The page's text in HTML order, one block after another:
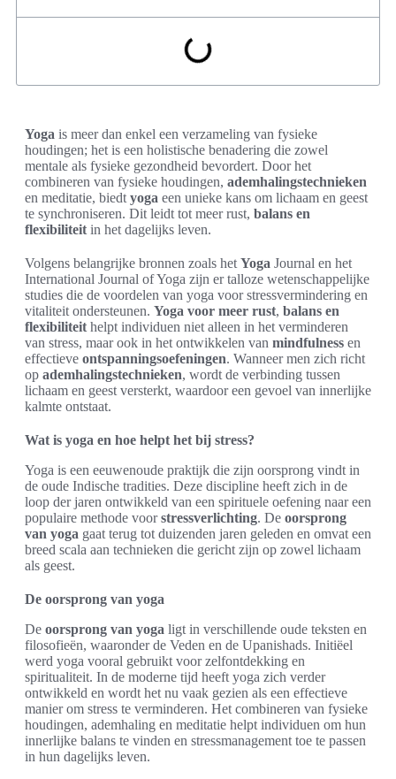
Yoga is meer dan enkel een verzameling van fysieke
houdingen; het is een holistische benadering die zowel
mentale als fysieke gezondheid bevordert. Door het
combineren van fysieke houdingen, ademhalingstechnieken
en meditatie, biedt yoga een unieke kans om lichaam en geest
te synchroniseren. Dit leidt tot meer rust, balans en
flexibiliteit in het dagelijks leven.
Volgens belangrijke bronnen zoals het Yoga Journal en het
International Journal of Yoga zijn er talloze wetenschappelijke
studies die de voordelen van yoga voor stressvermindering en
vitaliteit ondersteunen. Yoga voor meer rust, balans en
flexibiliteit helpt individuen niet alleen in het verminderen
van stress, maar ook in het ontwikkelen van mindfulness en
effectieve ontspanningsoefeningen. Wanneer men zich richt
op ademhalingstechnieken, wordt de verbinding tussen
lichaam en geest versterkt, waardoor een gevoel van innerlijke
kalmte ontstaat.
Wat is yoga en hoe helpt het bij stress?
Yoga is een eeuwenoude praktijk die zijn oorsprong vindt in
de oude Indische tradities. Deze discipline heeft zich in de
loop der jaren ontwikkeld van een spirituele oefening naar een
populaire methode voorstressverlichting. De oorsprong
van yoga gaat terug tot duizenden jaren geleden en omvat een
breed scala aan technieken die gericht zijn op zowel lichaam
als geest.
De oorsprong van yoga
De oorsprong van yoga ligt in verschillende oude teksten en
filosofieën, waaronder de Veden en de Upanishads. Initiëel
werd yoga vooral gebruikt voor zelfontdekking en
spiritualiteit. In de moderne tijd heeft yoga zich verder
ontwikkeld en wordt het nu vaak gezien als een effectieve
manier om stress te verminderen. Het combineren van fysieke
houdingen, ademhaling en meditatie helpt individuen om hun
innerlijke balans te vinden en stressmanagement toe te passen
in hun dagelijks leven.